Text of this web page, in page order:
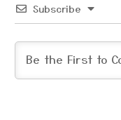
Subscribe